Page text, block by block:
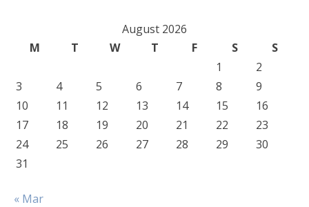
August 2026
M
T W T F S
S
1
2
3
4 5 6 7 8
9
10
11 12 13 14 15
16
17
18 19 20 21 22
23
24
25 26 27 28 29
30
31
« Mar